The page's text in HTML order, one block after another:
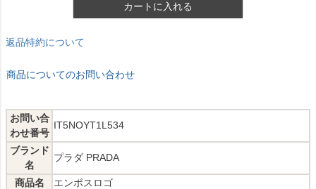
カートに入れる
返品特約について
商品についてのお問い合わせ
お問い合
わせ番号
IT5NOYT1L534
ブランド
名
プラダ PRADA
商品名
エンボスロゴ